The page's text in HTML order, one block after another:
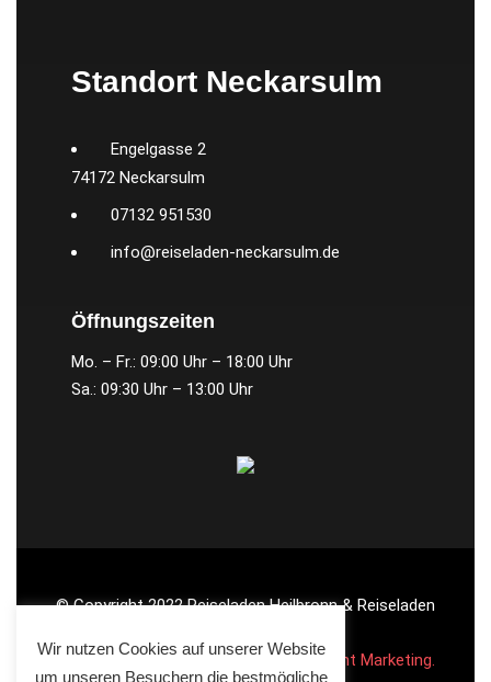
Standort Neckarsulm
Engelgasse 2
74172 Neckarsulm
07132 951530
info@reiseladen-neckarsulm.de
Öffnungszeiten
Mo. – Fr.: 09:00 Uhr – 18:00 Uhr
Sa.: 09:30 Uhr – 13:00 Uhr
© Copyright 2022 Reiseladen Heilbronn & Reiseladen
Webseite realisiert durchOnline Footprint Marketing.
Wir nutzen Cookies auf unserer Website
um unseren Besuchern die bestmögliche